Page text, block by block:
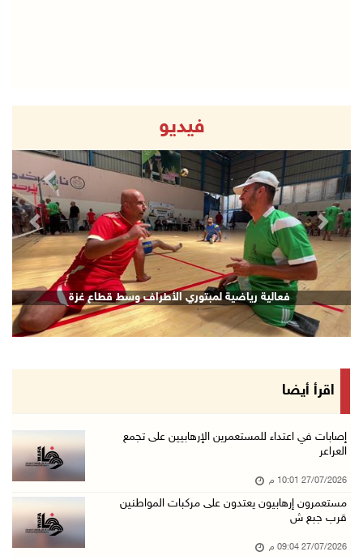
فيديو
فعالية رياضية لمبتوري الأطراف وسط قطاع غزة
Next
اقرأ أيضا
إصابات في اعتداء للمستعمرين الإرهابيين على تجمع
العراعر
27/07/2026 10:01 م
مستعمرون إرهابيون يعتدون على مركبات المواطنين
قرب جبع ش
27/07/2026 09:04 م